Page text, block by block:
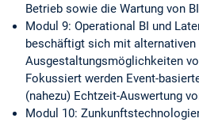
Betrieb sowie die Wartung von
Modul 9: Operational BI und
beschäftigt sich mit alternativen
Ausgestaltungsmöglichkeiten
Fokussiert werden Event-
(nahezu) Echtzeit-Auswertung
Modul 10: